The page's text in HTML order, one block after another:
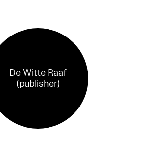
De Witte Raaf
(publisher)